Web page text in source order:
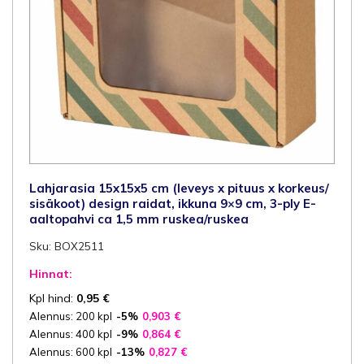
Lahjarasia 15x15x5 cm (leveys x pituus x korkeus/
sisäkoot) design raidat, ikkuna 9×9 cm, 3-ply E-
aaltopahvi ca 1,5 mm ruskea/ruskea
Sku: BOX2511
Hinnat:
Kpl hind: 0,95 €
Alennus: 200 kpl -5% 0,903 €
Alennus: 400 kpl -9% 0,864 €
Alennus: 600 kpl -13% 0,827 €